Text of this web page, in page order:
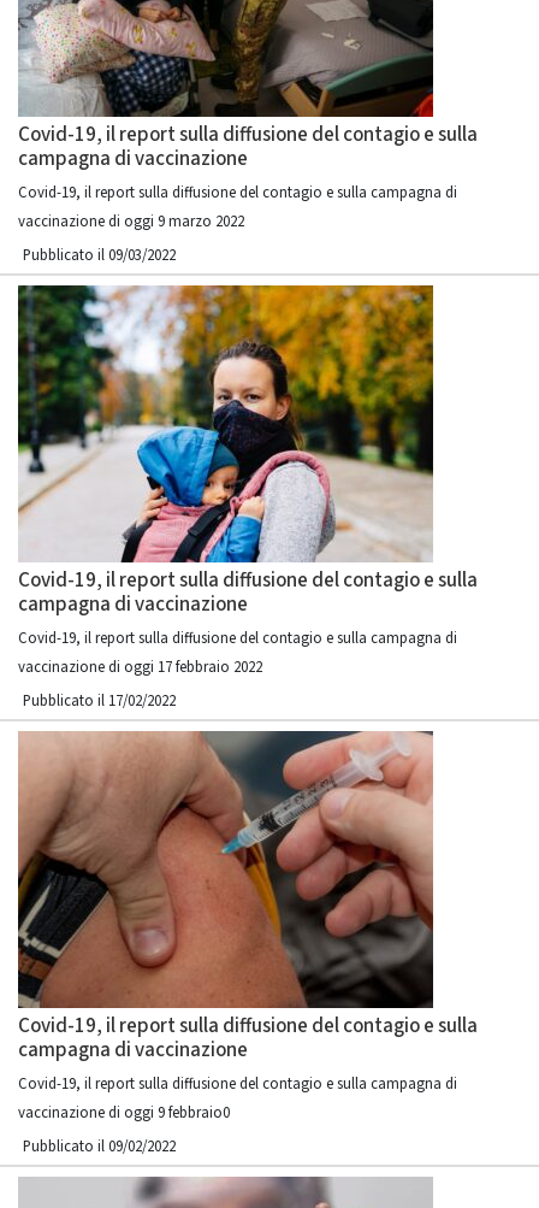
Covid-19, il report sulla diffusione del contagio e sulla
campagna di vaccinazione
Covid-19, il report sulla diffusione del contagio e sulla campagna di
vaccinazione di oggi 9 marzo 2022
Pubblicato il 09/03/2022
Covid-19, il report sulla diffusione del contagio e sulla
campagna di vaccinazione
Covid-19, il report sulla diffusione del contagio e sulla campagna di
vaccinazione di oggi 17 febbraio 2022
Pubblicato il 17/02/2022
Covid-19, il report sulla diffusione del contagio e sulla
campagna di vaccinazione
Covid-19, il report sulla diffusione del contagio e sulla campagna di
vaccinazione di oggi 9 febbraio0
Pubblicato il 09/02/2022